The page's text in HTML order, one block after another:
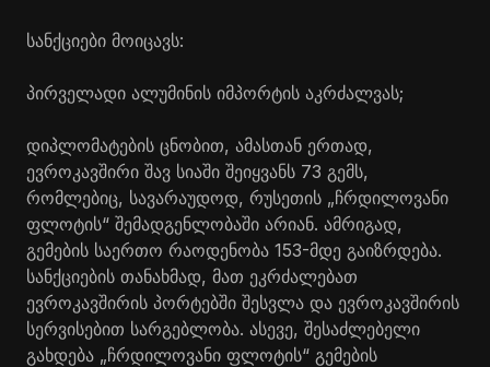
სანქციები მოიცავს:
პირველადი ალუმინის იმპორტის აკრძალვას;
დიპლომატების ცნობით, ამასთან ერთად,
ევროკავშირი შავ სიაში შეიყვანს 73 გემს,
რომლებიც, სავარაუდოდ, რუსეთის „ჩრდილოვანი
ფლოტის“ შემადგენლობაში არიან. ამრიგად,
გემების საერთო რაოდენობა 153-მდე გაიზრდება.
სანქციების თანახმად, მათ ეკრძალებათ
ევროკავშირის პორტებში შესვლა და ევროკავშირის
სერვისებით სარგებლობა. ასევე, შესაძლებელი
გახდება „ჩრდილოვანი ფლოტის“ გემების